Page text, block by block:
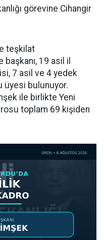
görevine Cihangir
teşkilat
19 asil il
7 asil ve 4 yedek
üyesi bulunuyor.
ile birlikte Yeni
toplam 69 kişiden